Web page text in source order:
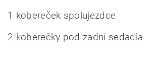
1 kobereček spolujezdce
2 koberečky pod zadní sedadla